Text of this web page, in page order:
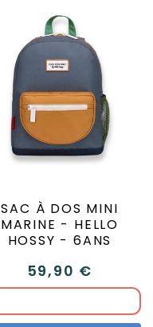
SAC À DOS MINI
MARINE - HELLO
HOSSY - 6ANS
59,90 €